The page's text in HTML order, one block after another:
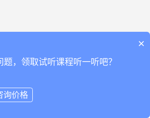
×
，领取试听课程听一听吧？
询价格